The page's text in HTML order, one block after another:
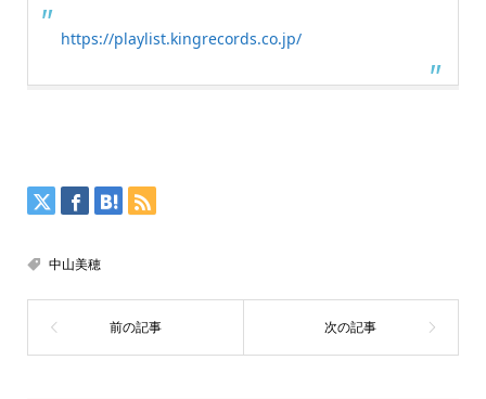
https://playlist.kingrecords.co.jp/
中山美穂